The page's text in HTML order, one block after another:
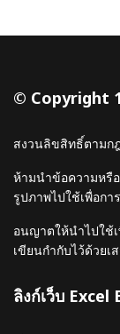
© Copyright
สงวนลิขสิทธิ์ตามก
ห้ามนำข้อความหรื
รูปภาพไปใช้เพื่อก
อนญาตให้นำไปใช้
เขียนกำกับไว้ด้วยเ
ลิงก์เว็บ